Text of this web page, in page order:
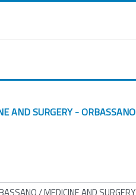
AND SURGERY - ORBASSANO